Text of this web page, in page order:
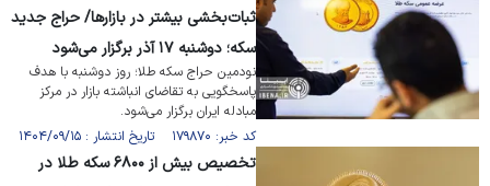
ثبات‌بخشی بیشتر در بازار‌ها/ حراج جدید
سکه؛ دوشنبه ۱۷ آذر برگزار می‌شود
نودمین حراج سکه طلا؛ روز دوشنبه با هدف
پاسخگویی به تقاضای انباشته بازار در مرکز
مبادله ایران برگزار می‌شود.
کد خبر: ۱۷۹۸۷۰ تاریخ انتشار : ۱۴۰۴/۰۹/۱۵
تخصیص بیش از ۶۸۰۰ سکه طلا در